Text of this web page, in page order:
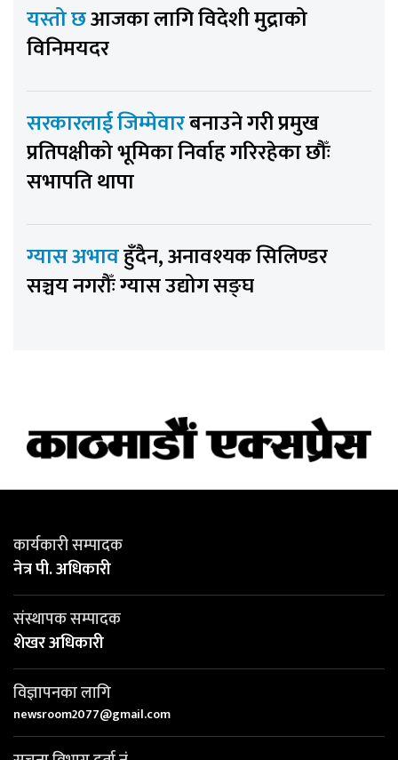
यस्तो छआजका लागि विदेशी मुद्राको
विनिमयदर
सरकारलाई जिम्मेवारबनाउने गरी प्रमुख
प्रतिपक्षीको भूमिका निर्वाह गरिरहेका छौँः
सभापति थापा
ग्यास अभावहुँदैन, अनावश्यक सिलिण्डर
सञ्चय नगरौँः ग्यास उद्योग सङ्घ
कार्यकारी सम्पादक
नेत्र पी. अधिकारी
संस्थापक सम्पादक
शेखर अधिकारी
विज्ञापनका लागि
newsroom2077@gmail.com